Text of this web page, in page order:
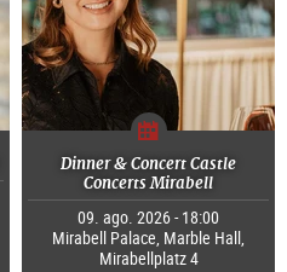
Dinner & Concert Castle
Concerts Mirabell
09. ago. 2026 - 18:00
Mirabell Palace, Marble Hall,
Mirabellplatz 4